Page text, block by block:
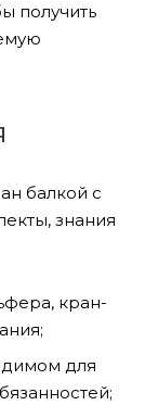
получить
балкой с
знания
кран-
для